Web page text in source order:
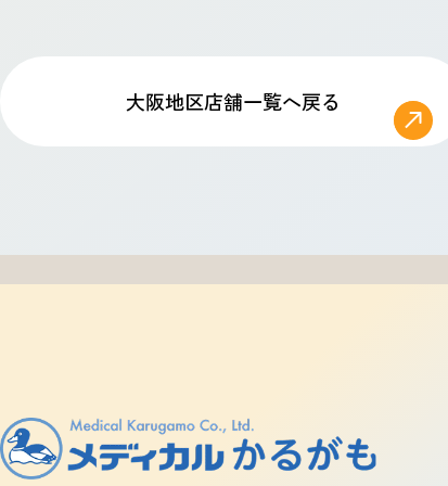
大阪地区店舗一覧へ戻る